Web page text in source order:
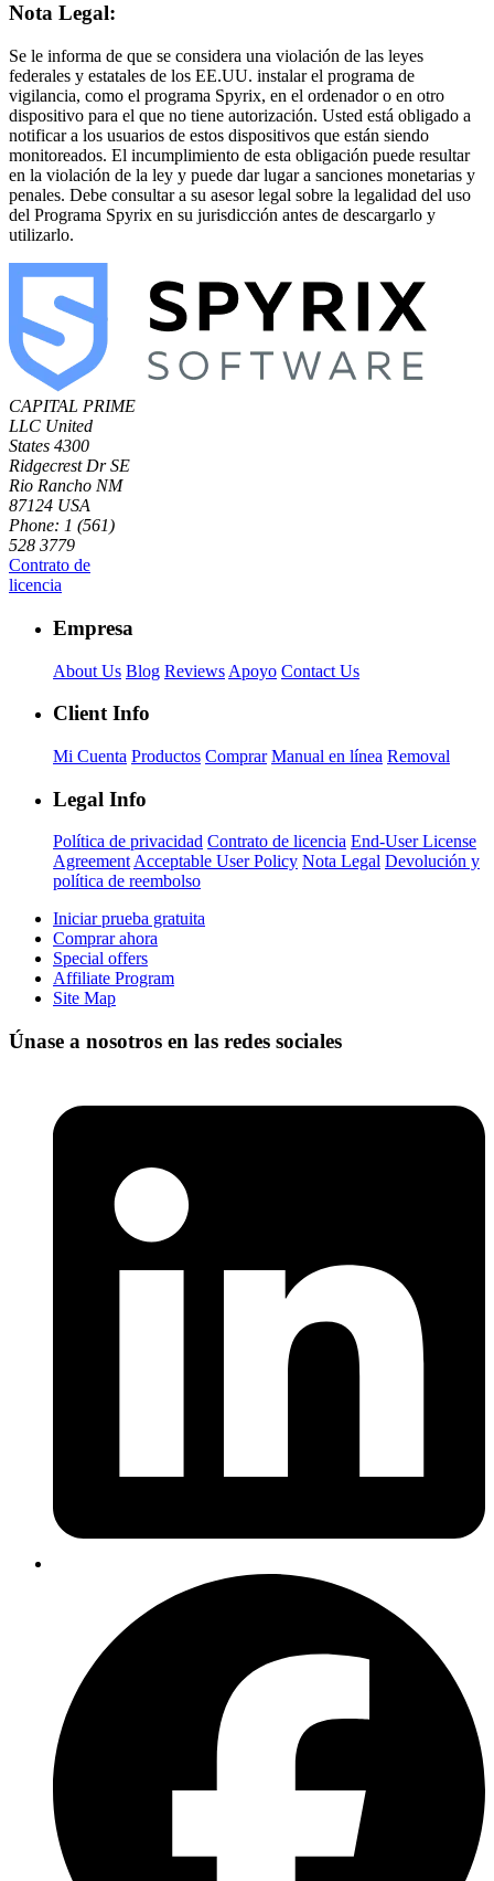
Nota Legal:
Se le informa de que se considera una violación de las leyes
federales y estatales de los EE.UU. instalar el programa de
vigilancia, como el programa Spyrix, en el ordenador o en otro
dispositivo para el que no tiene autorización. Usted está obligado a
notificar a los usuarios de estos dispositivos que están siendo
monitoreados. El incumplimiento de esta obligación puede resultar
en la violación de la ley y puede dar lugar a sanciones monetarias y
penales. Debe consultar a su asesor legal sobre la legalidad del uso
del Programa Spyrix en su jurisdicción antes de descargarlo y
utilizarlo.
CAPITAL PRIME
LLC United
States 4300
Ridgecrest Dr SE
Rio Rancho NM
87124 USA
Phone: 1 (561)
528 3779
Contrato de
licencia
Empresa
About Us Blog Reviews Apoyo Contact Us
Client Info
Mi Cuenta Productos Comprar Manual en línea Removal
Legal Info
Política de privacidad Contrato de licencia End-User License
AgreementAcceptable User Policy Nota Legal Devolución y
política de reembolso
Iniciar prueba gratuita
Comprar ahora
Special offers
Affiliate Program
Site Map
Únase a nosotros en las redes sociales